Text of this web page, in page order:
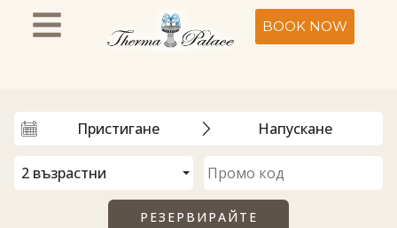
BOOK NOW